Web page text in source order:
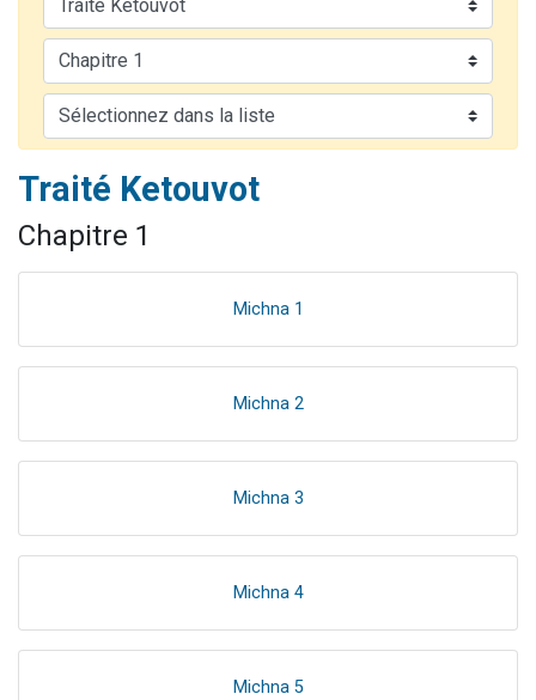
12 nouvelles musiques dans Torah-Box Music
3 personnes viennent de nous rejoindre sur WhatsApp
Traité Ketouvot
Chapitre 1
Michna 1
Michna 2
Michna 3
Michna 4
Michna 5